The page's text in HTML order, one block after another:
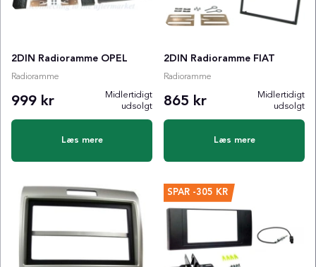
2DIN Radioramme OPEL
Radioramme
999 kr
Midlertidigt
udsolgt
Læs mere
2DIN Radioramme FIAT
Radioramme
865 kr
Midlertidigt
udsolgt
Læs mere
SPAR -305 KR